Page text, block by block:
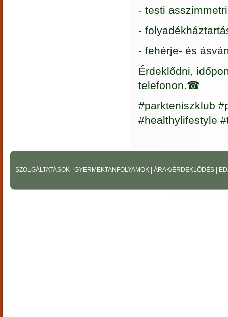
- testi
-
- fehérje- és
Érdeklődni,
telefonon.☎
#parkteniszklub
#healthylifestyle
SZOLGÁLTATÁSOK GYERMEKTANFOLYAMOK ÁRAK/ÉRDEKLŐDÉS